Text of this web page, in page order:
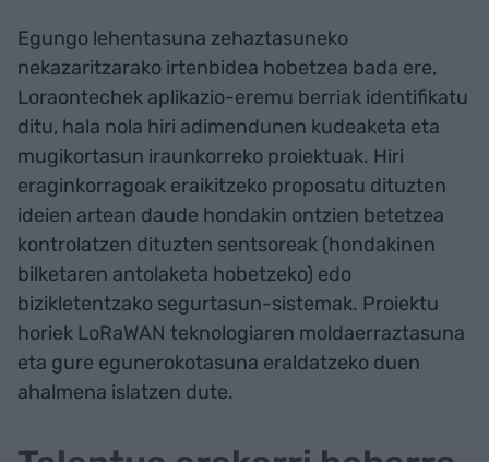
Egungo lehentasuna zehaztasuneko
nekazaritzarako irtenbidea hobetzea bada ere,
Loraontechek aplikazio-eremu berriak identifikatu
ditu, hala nola hiri adimendunen kudeaketa eta
mugikortasun iraunkorreko proiektuak. Hiri
eraginkorragoak eraikitzeko proposatu dituzten
ideien artean daude hondakin ontzien betetzea
kontrolatzen dituzten sentsoreak (hondakinen
bilketaren antolaketa hobetzeko) edo
bizikletentzako segurtasun-sistemak. Proiektu
horiek LoRaWAN teknologiaren moldaerraztasuna
eta gure egunerokotasuna eraldatzeko duen
ahalmena islatzen dute.